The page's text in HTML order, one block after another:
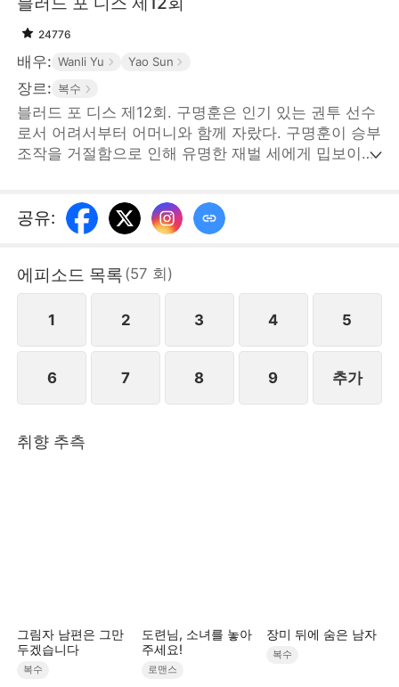
24776
배우: Wanli Yu Yao Sun
장르: 복수
블러드 포 디스 제12회. 구명훈은 인기 있는 권투 선수
로서 어려서부터 어머니와 함께 자랐다. 구명훈이 승부
조작을 거절함으로 인해 유명한 재벌 세에게 밉보이고
PTE.LTD
공유:
에피소드 목록 (57 회 )
1 2 3 4 5
6 7 8 9 추가
취향 추측
그림자 남편은 그만
두겠습니다
복수
도련님, 소녀를 놓아
주세요!
로맨스
장미 뒤에 숨은 남자
복수